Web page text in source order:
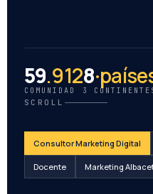
59.912
COMUNIDAD
8
3
SCROLL
Consultor Marketing Digital
Docente Marketing